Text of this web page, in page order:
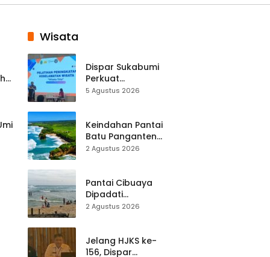
Wisata
Dispar Sukabumi
Perkuat
Keselamatan
Mitigasi hingga
Teknik Evakuasi
5 Agustus 2026
Keindahan Pantai
Batu Panganten
Mulai Dilirik
2 Agustus 2026
Pantai Cibuaya
Dipadati
Wisatawan,
Waspada
2 Agustus 2026
Jelang HJKS ke-
156, Dispar